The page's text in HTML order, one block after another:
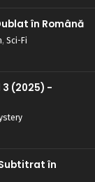
în Română
, Sci-Fi
(2025) -
în